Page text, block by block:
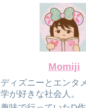
Momiji
ディズニーとエンタ
学が好きな社会人。